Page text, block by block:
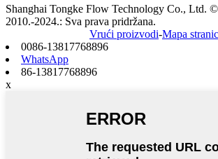
Shanghai Tongke Flow Technology Co., Ltd.
2010.-2024.: Sva prava pridržana.
Vrući proizvodi-Mapa
0086-13817768896
WhatsApp
86-13817768896
x